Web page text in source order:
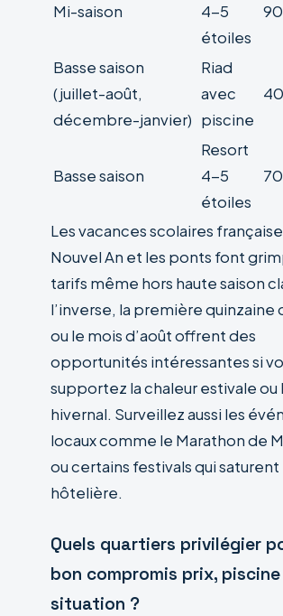
Mi-saison
4-5
étoiles
Basse saison
(juillet-août,
décembre-janvier)
Riad
avec
piscine
Basse saison
Resort
4-5
étoiles
Les vacances scolaires
Nouvel An et les ponts font
tarifs même hors haute saison
l’inverse, la première quinzaine
ou le mois d’août offrent des
opportunités intéressantes si
supportez la chaleur estivale ou
hivernal. Surveillez aussi les
locaux comme le Marathon de
ou certains festivals qui saturent
hôtelière.
Quels quartiers privilégier
bon compromis prix,
situation ?